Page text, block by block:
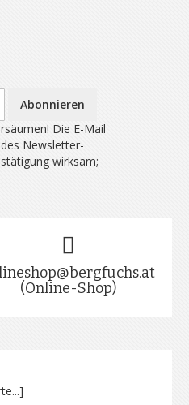
Abonnieren
Die E-Mail
Newsletter-
wirksam;
(Online-Shop)
]